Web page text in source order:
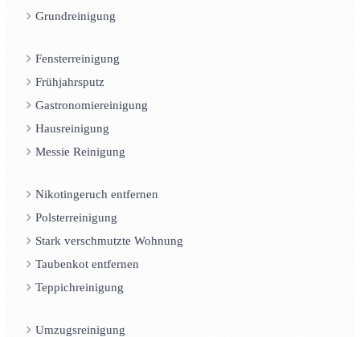
Grundreinigung
Fensterreinigung
Frühjahrsputz
Gastronomiereinigung
Hausreinigung
Messie Reinigung
Nikotingeruch entfernen
Polsterreinigung
Stark verschmutzte Wohnung
Taubenkot entfernen
Teppichreinigung
Umzugsreinigung